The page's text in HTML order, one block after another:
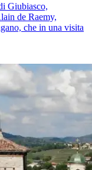
Giubiasco,
de Raemy,
che in una visita